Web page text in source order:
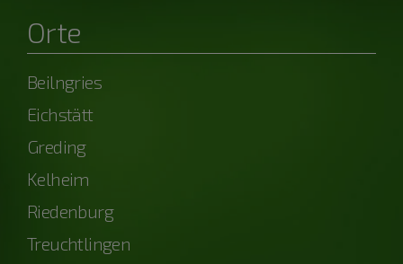
Orte
Beilngries
Eichstätt
Greding
Kelheim
Riedenburg
Treuchtlingen